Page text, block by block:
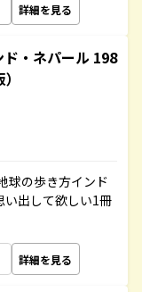
詳細を見る
・ネパール 198
球の歩き方インド
出して欲しい1冊
詳細を見る